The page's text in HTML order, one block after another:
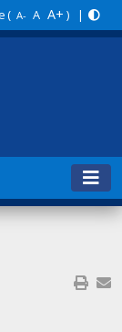
( A- A A+ ) |